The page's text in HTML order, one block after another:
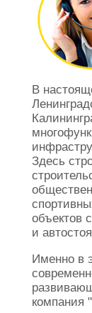
В
Здесь
объектов
и
Именно в
компания